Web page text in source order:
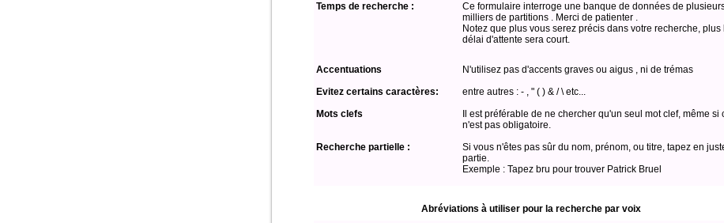
Temps de recherche :
Ce formulaire interroge une banque de données de
milliers de partitions . Merci de patienter .
Notez que plus vous serez précis dans votre recherche, plus
délai d'attente sera court.
Accentuations
N'utilisez pas d'accents graves ou aigus , ni de trémas
Evitez certains caractères:
entre autres : - , " ( ) & / \ etc...
Mots clefs
Il est préférable de ne chercher qu'un seul mot clef, même si
n'est pas obligatoire.
Recherche partielle :
Si vous n'êtes pas sûr du nom, prénom, ou titre, tapez en
partie.
Exemple : Tapez bru pour trouver Patrick Bruel
Abréviations à utiliser pour la recherche par voix